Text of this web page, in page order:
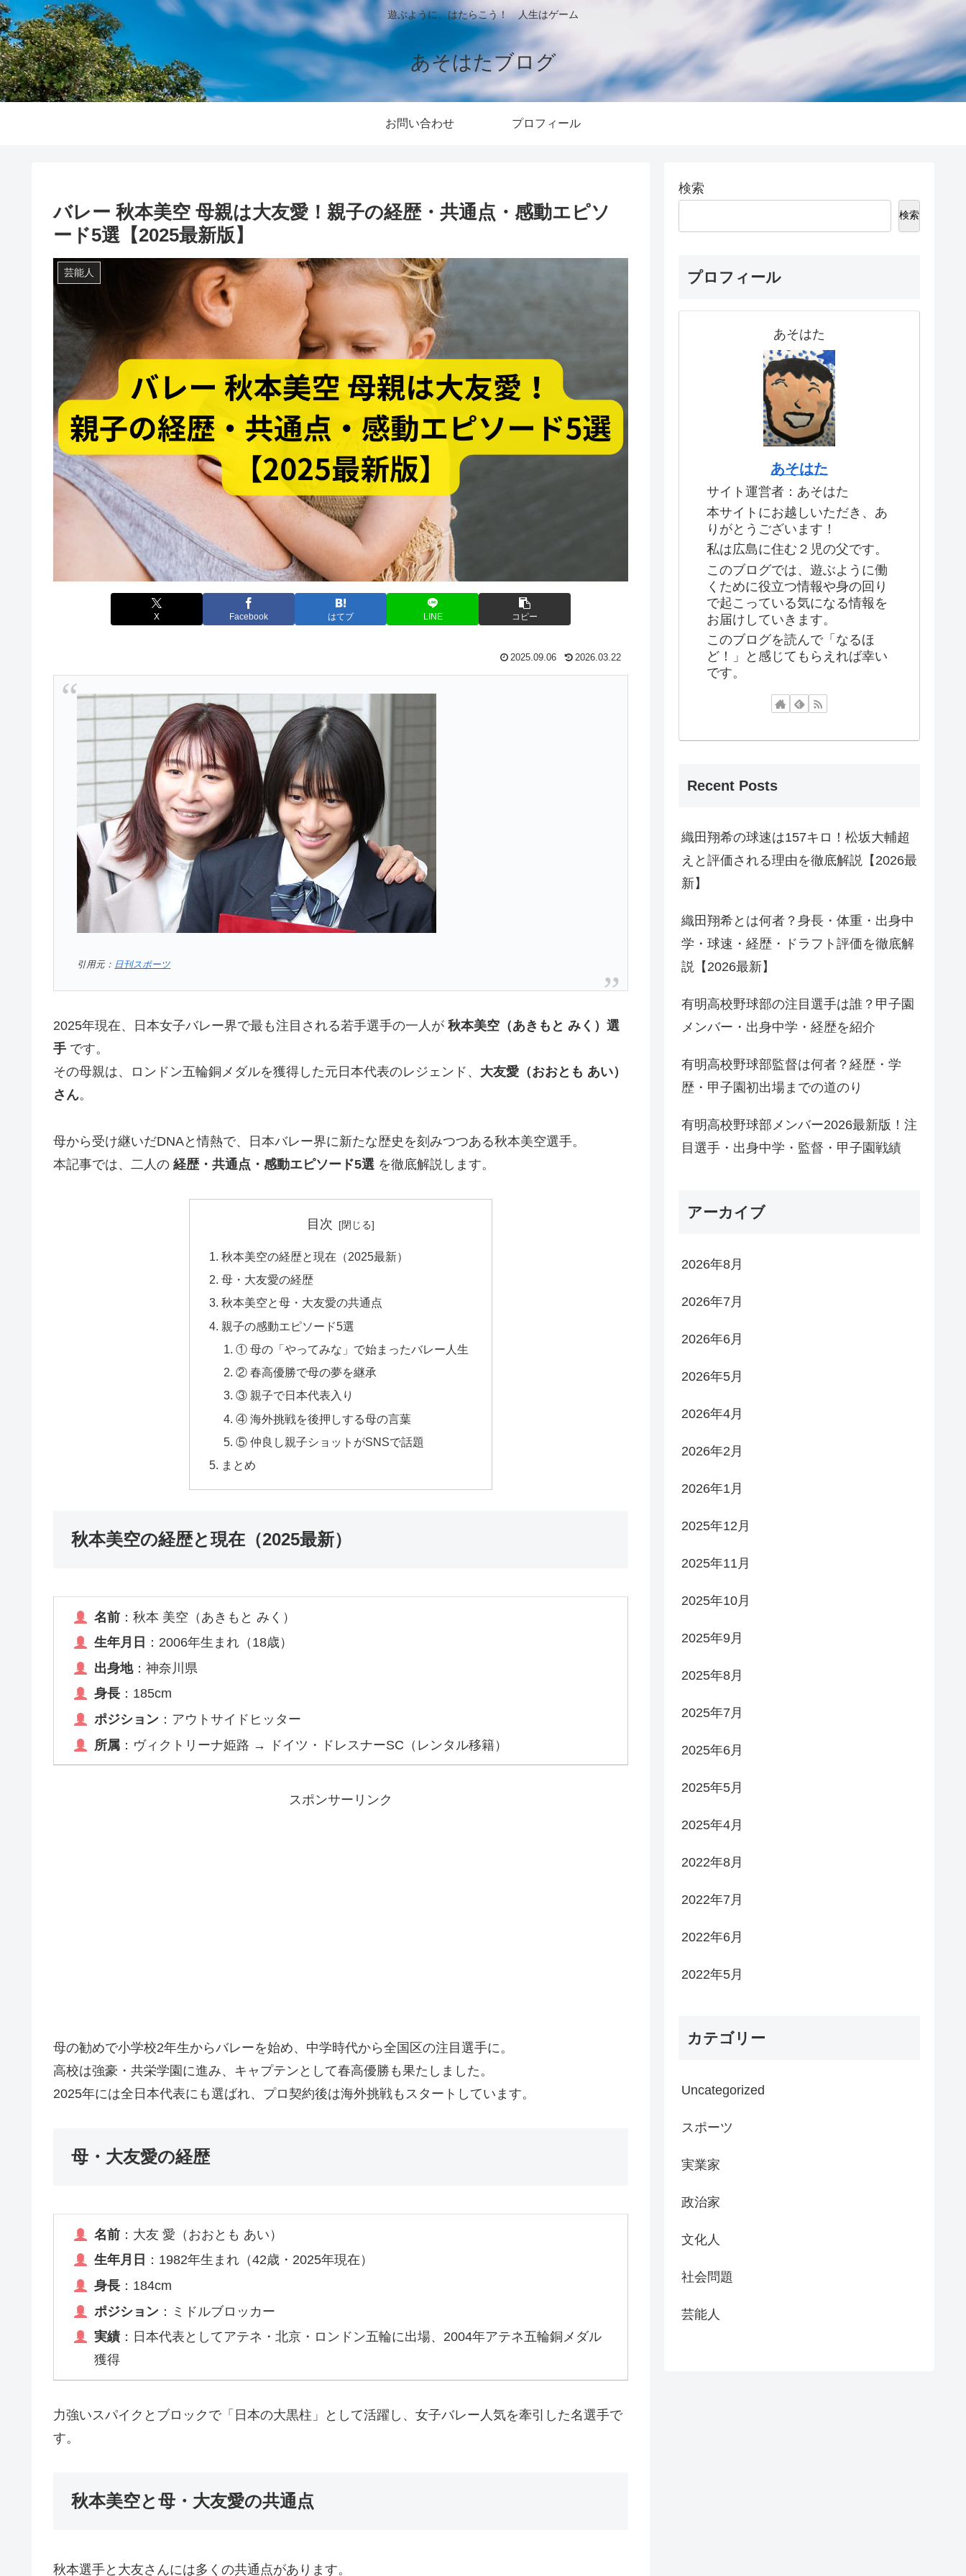
遊ぶように、はたらこう！ 人生はゲーム
あそはたブログ
お問い合わせ プロフィール
バレー 秋本美空 母親は大友愛！親子の経歴・共通点・感動エピソ
ード5選【2025最新版】
芸能人
X Facebook はてブ LINE コピー
2025.09.06 2026.03.22
引用元： 日刊スポーツ
2025年現在、日本女子バレー界で最も注目される若手選手の一人が 秋本美空（あきもと みく）選
手 です。
その母親は、ロンドン五輪銅メダルを獲得した元日本代表のレジェンド、 大友愛（おおとも あい）
さん。
母から受け継いだDNAと情熱で、日本バレー界に新たな歴史を刻みつつある秋本美空選手。
本記事では、二人の 経歴・共通点・感動エピソード5選 を徹底解説します。
目次
秋本美空の経歴と現在（2025最新）
母・大友愛の経歴
秋本美空と母・大友愛の共通点
親子の感動エピソード5選
① 母の「やってみな」で始まったバレー人生
② 春高優勝で母の夢を継承
③ 親子で日本代表入り
④ 海外挑戦を後押しする母の言葉
⑤ 仲良し親子ショットがSNSで話題
まとめ
秋本美空の経歴と現在（2025最新）
名前 ：秋本 美空（あきもと みく）
生年月日 ：2006年生まれ（18歳）
出身地：神奈川県
身長 ：185cm
ポジション ：アウトサイドヒッター
所属 ：ヴィクトリーナ姫路 → ドイツ・ドレスナーSC（レンタル移籍）
スポンサーリンク
母の勧めで小学校2年生からバレーを始め、中学時代から全国区の注目選手に。
高校は強豪・共栄学園に進み、キャプテンとして春高優勝も果たしました。
2025年には全日本代表にも選ばれ、プロ契約後は海外挑戦もスタートしています。
母・大友愛の経歴
名前 ：大友 愛（おおとも あい）
生年月日 ：1982年生まれ（42歳・2025年現在）
身長 ：184cm
ポジション ：ミドルブロッカー
実績 ：日本代表としてアテネ・北京・ロンドン五輪に出場、2004年アテネ五輪銅メダル
獲得
力強いスパイクとブロックで「日本の大黒柱」として活躍し、女子バレー人気を牽引した名選手で
す。
秋本美空と母・大友愛の共通点
秋本選手と大友さんには多くの共通点があります。
検索
検索
プロフィール
あそはた
あそはた
サイト運営者：あそはた
本サイトにお越しいただき、あ
りがとうございます！
私は広島に住む２児の父です。
このブログでは、遊ぶように働
くために役立つ情報や身の回り
で起こっている気になる情報を
お届けしていきます。
このブログを読んで「なるほ
ど！」と感じてもらえれば幸い
です。
Recent Posts
織田翔希の球速は157キロ！松坂大輔超
えと評価される理由を徹底解説【2026最
新】
織田翔希とは何者？身長・体重・出身中
学・球速・経歴・ドラフト評価を徹底解
説【2026最新】
有明高校野球部の注目選手は誰？甲子園
メンバー・出身中学・経歴を紹介
有明高校野球部監督は何者？経歴・学
歴・甲子園初出場までの道のり
有明高校野球部メンバー2026最新版！注
目選手・出身中学・監督・甲子園戦績
アーカイブ
2026年8月
2026年7月
2026年6月
2026年5月
2026年4月
2026年2月
2026年1月
2025年12月
2025年11月
2025年10月
2025年9月
2025年8月
2025年7月
2025年6月
2025年5月
2025年4月
2022年8月
2022年7月
2022年6月
2022年5月
カテゴリー
Uncategorized
スポーツ
実業家
政治家
文化人
社会問題
芸能人